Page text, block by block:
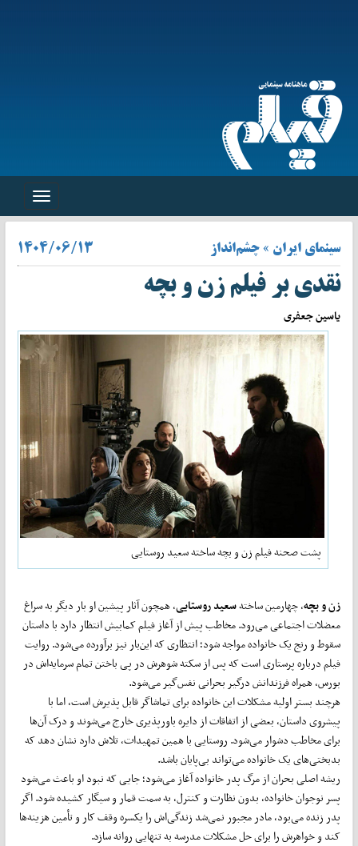
Toggle
سینمای ایران » چشم‌انداز 1404/06/13
نقدی بر فیلم زن و بچه
یاسین جعفری
پشت صحنه فیلم زن و بچه ساخته سعید روستایی
زن و بچه، چهارمین ساخته‌سعید روستایی، همچون آثار پیشین او بار دیگر به سراغ
معضلات اجتماعی می‌رود. مخاطب پیش از آغاز فیلم کمابیش انتظار دارد با داستان
سقوط و رنج یک خانواده مواجه شود؛ انتظاری که این‌بار نیز برآورده می‌شود. روایت
فیلم درباره‌ پرستاری است که پس از سکته‌ شوهرش در پی باختن تمام سرمایه‌اش در
بورس، همراه فرزندانش درگیر بحرانی نفس‌گیر می‌شود.
هرچند بستر اولیه‌ مشکلات این خانواده برای تماشاگر قابل پذیرش است، اما با
پیشروی داستان، بعضی از اتفاقات از دایره‌ باورپذیری خارج می‌شوند و درک آن‌ها
برای مخاطب دشوار می‌‌شود. روستایی با همین تمهیدات، تلاش دارد نشان دهد که
بدبختی‌های یک خانواده می‌تواند بی‌پایان باشد.
ریشه‌ اصلی بحران از مرگ پدر خانواده آغاز می‌شود؛ جایی که نبود او باعث می‌شود
پسر نوجوان خانواده، بدون نظارت و کنترل، به سمت قمار و سیگار کشیده شود. اگر
پدر زنده می‌بود، مادر مجبور نمی‌شد زندگی‌اش را یکسره وقف کار و تأمین هزینه‌ها
کند و خواهرش را برای حل مشکلات مدرسه به تنهایی روانه سازد.